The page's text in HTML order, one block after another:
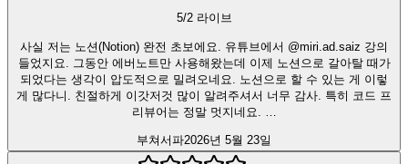
5/2 라이브
사실 저는 노션(Notion) 완전 초보에요. 유튜브에서 @miri.ad.saiz 강의
들었지요. 그동안 에버노트만 사용해왔는데 이제 노션으로 갈아탈 때가
되었다는 생각이 압도적으로 밀려오네요. 노션으로 할 수 있는 게 이렇
게 많다니. 친절하게 이갓저것 많이 알려주셔서 너무 감사. 특히 코드 프
리뷰어는 정말 멋지네요. …
부쳐서파2026년 5월 23일